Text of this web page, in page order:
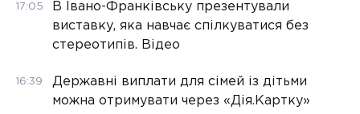
17:05
В Івано-Франківську презентували
виставку, яка навчає спілкуватися без
стереотипів. Відео
16:39
Державні виплати для сімей із дітьми
можна отримувати через «Дія.Картку»